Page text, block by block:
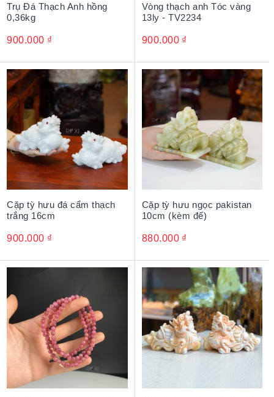
Trụ Đá Thạch Anh hồng
0,36kg
900.000 ₫
Vòng thạch anh Tóc vàng
13ly - TV2234
900.000 ₫
Cặp tỳ hưu đá cẩm thạch
trắng 16cm
900.000 ₫
Cặp tỳ hưu ngọc pakistan
10cm (kèm đế)
880.000 ₫